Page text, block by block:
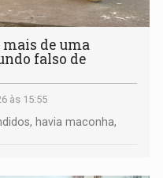
mais de uma
falso de
às 15:55
havia maconha,